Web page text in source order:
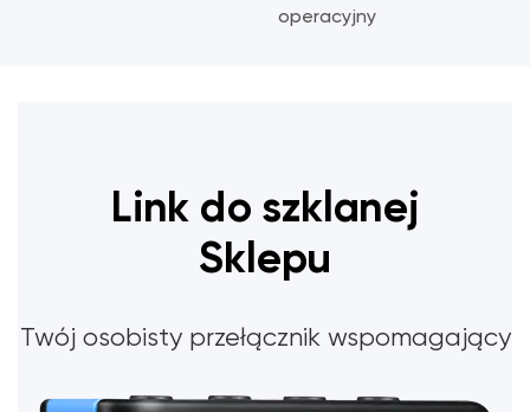
operacyjny
Link do szklanej
Sklepu
Twój osobisty przełącznik wspomagający